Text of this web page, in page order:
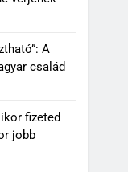
A
család
fizeted
jobb